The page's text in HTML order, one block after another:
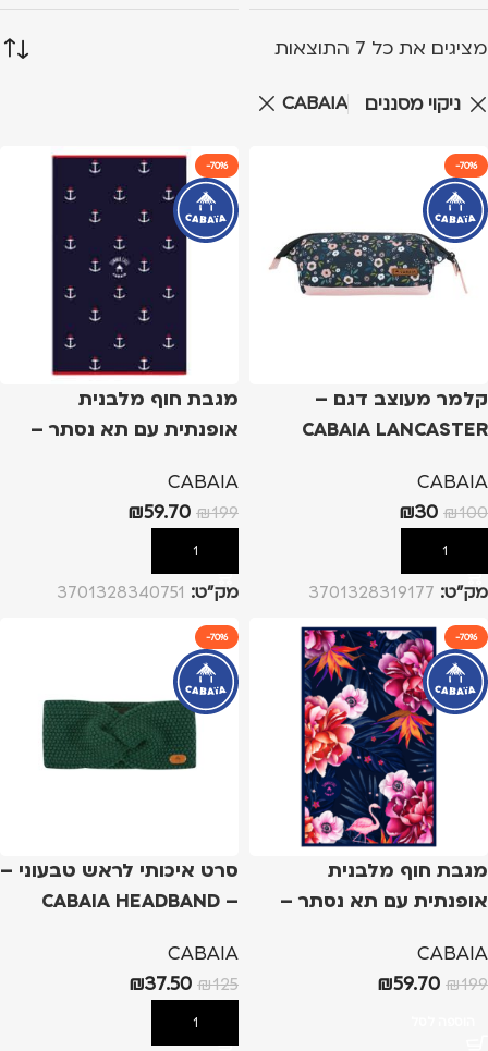
מציגים את כל ⁦7⁩ התוצאות
ניקוי מסננים CABAIA
-70%
קלמר מעוצב דגם –
CABAIA LANCASTER
CABAIA
₪100
₪30
הוספה לסל
מק”ט: 3701328319177
-70%
מגבת חוף מלבנית
אופנתית עם תא נסתר –
CABAIA
₪199
₪59.70
הוספה לסל
מק”ט: 3701328340751
-70%
מגבת חוף מלבנית
אופנתית עם תא נסתר –
CABAIA
₪199
₪59.70
-70%
סרט איכותי לראש טבעוני –
CABAIA HEADBAND –
CABAIA
₪125
₪37.50
הוספה לסל